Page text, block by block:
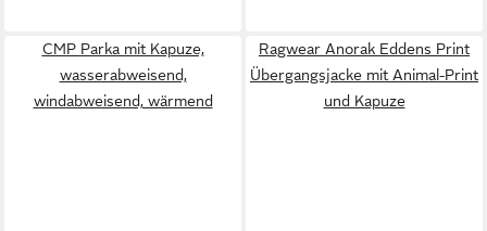
CMP Parka mit Kapuze,
wasserabweisend,
windabweisend, wärmend
Ragwear Anorak Eddens Print
Übergangsjacke mit Animal-Print
und Kapuze